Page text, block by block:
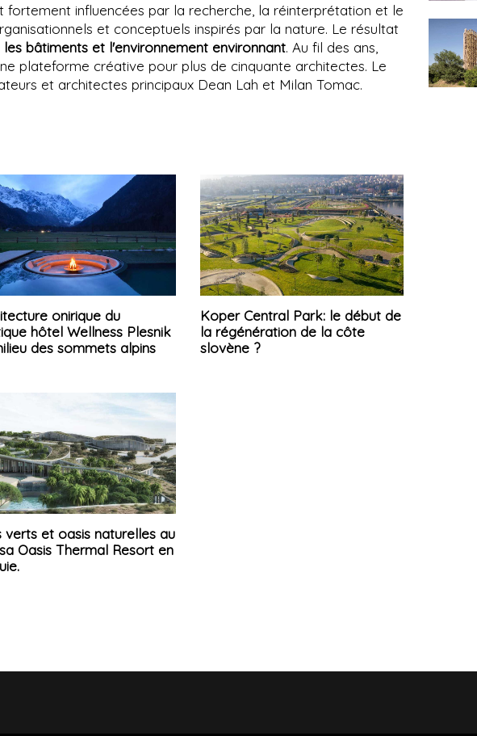
fortement influencées par la recherche, la réinterprétation et le
et conceptuels inspirés par la nature. Le résultat
bâtiments et l'environnement environnant. Au fil des ans,
plateforme créative pour plus de cinquante architectes. Le
et architectes principaux Dean Lah et Milan Tomac.
onirique du
hôtel Wellness Plesnik
des sommets alpins
Koper Central Park: le début de
la régénération de la côte
slovène ?
verts et oasis naturelles au
Oasis Thermal Resort en